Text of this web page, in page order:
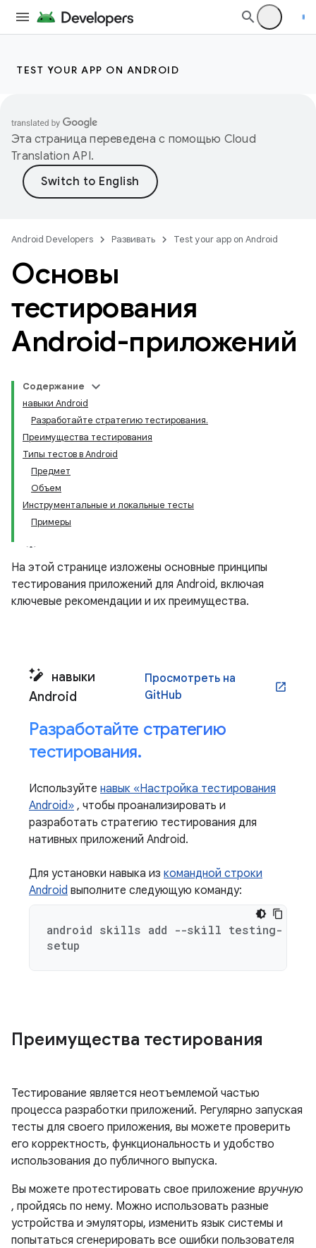
TEST YOUR APP ON ANDROID
Эта страница переведена с помощью Cloud
Translation API.
Android Developers Развивать Test your app on Android
Основы
тестирования
Android-приложений
Содержание
навыки Android
Разработайте стратегию тестирования.
Преимущества тестирования
Типы тестов в Android
Предмет
Объем
Инструментальные и локальные тесты
Примеры
На этой странице изложены основные принципы
тестирования приложений для Android, включая
ключевые рекомендации и их преимущества.
навыки
Android
Просмотреть на
GitHub
open_in_new
Разработайте стратегию
тестирования.
Используйте навык «Настройка тестирования
Android» , чтобы проанализировать и
разработать стратегию тестирования для
нативных приложений Android.
Для установки навыка из командной строки
Android выполните следующую команду:
android skills add --skill testing-
setup
Преимущества тестирования
Тестирование является неотъемлемой частью
процесса разработки приложений. Регулярно запуская
тесты для своего приложения, вы можете проверить
его корректность, функциональность и удобство
использования до публичного выпуска.
Вы можете протестировать свое приложение вручную
, пройдясь по нему. Можно использовать разные
устройства и эмуляторы, изменить язык системы и
попытаться сгенерировать все ошибки пользователя